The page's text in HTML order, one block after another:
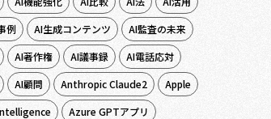
例
AI生成コンテンツ
AI監査の未来
AI著作権 AI議事録
AI電話応対
AI顧問 Anthropic Claude2
Apple
Azure GPTアプリ